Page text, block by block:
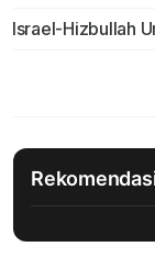
Israel-Hizbullah